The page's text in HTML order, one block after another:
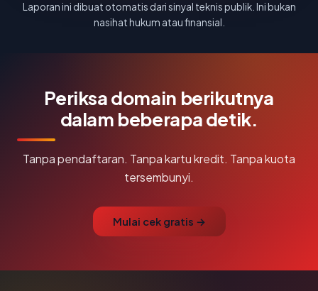
Laporan ini dibuat otomatis dari sinyal teknis publik. Ini bukan
nasihat hukum atau finansial.
Periksa domain berikutnya
dalam beberapa detik.
Tanpa pendaftaran. Tanpa kartu kredit. Tanpa kuota
tersembunyi.
Mulai cek gratis →